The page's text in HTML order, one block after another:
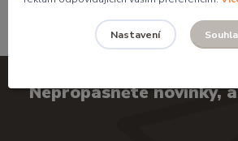
Nepropásněte novinky,
Nastavení